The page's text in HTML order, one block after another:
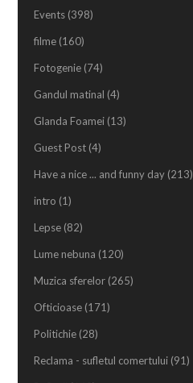
Events (398)
filme (160)
Fotogenie (74)
Gandul matinal (4)
Glanda Foamei (13)
Guest Post (4)
Have a nice ... and funny day (213)
intro (1)
Lepse (82)
Lume nebuna (120)
Muzica sferelor (265)
Ofticioase (171)
Politichie (28)
Reclama - sufletul comertului (91)